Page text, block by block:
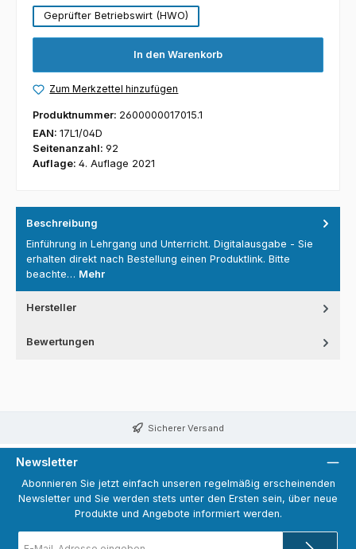
Geprüfter Betriebswirt (HWO)
In den Warenkorb
Zum Merkzettel hinzufügen
Produktnummer: 2600000017015.1
EAN: 17L1/04D
Seitenanzahl: 92
Auflage: 4. Auflage 2021
Beschreibung
Einführung in Lehrgang und Unterricht. Digitalausgabe - Sie
erhalten direkt nach Bestellung einen Produktlink. Bitte
beachte… Mehr
Hersteller
Bewertungen
Sicherer Versand
Newsletter
Abonnieren Sie jetzt einfach unseren regelmäßig erscheinenden
Newsletter und Sie werden stets unter den Ersten sein, über neue
Produkte und Angebote informiert werden.